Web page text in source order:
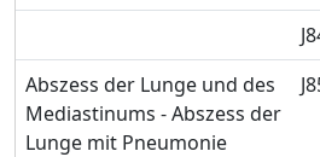
Abszess der Lunge und des
Mediastinums - Abszess der
Lunge mit Pneumonie